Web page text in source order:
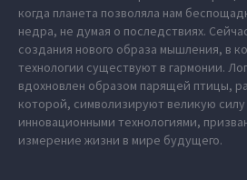
когда планета позволяла нам
недра, не думая о последствиях.
создания нового образа мышления, в
технологии существуют в гармонии.
вдохновлен образом парящей птицы,
которой, символизируют великую
инновационными технологиями,
измерение жизни в мире будущего.